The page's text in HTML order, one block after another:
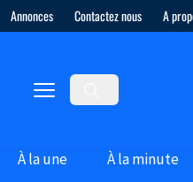
Annonces Contactez nous A
À la une À la minute